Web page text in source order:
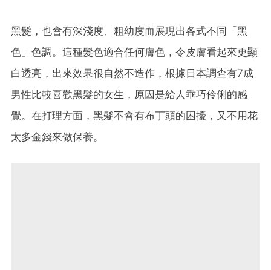
黑髮，也會有深淺度、粗幼度而展現出各式不同「黑
色」色調。這種髮色適合任何膚色，令皮膚看起來更顯
白透亮，出來效果很自然不造作，根據日本調查有7成
男性比較喜歡黑髮的女生，原因是給人乖巧伶俐的感
覺。在打理方面，黑髮不會有布丁頭的困擾，又不用花
太多金錢來做保養。